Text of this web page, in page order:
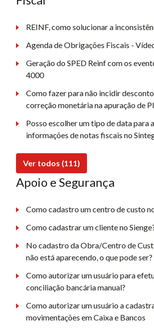
REINF, como solucionar a
Agenda de Obrigações Fiscais -
Geração do SPED Reinf com os
4000
Como fazer para não incidir
correção monetária na apuração de
Posso escolher um tipo de data para
informações de notas fiscais no
Ver todos (111)
Apoio e Segurança
Como cadastro um centro de custo
Como cadastrar um cliente no
No cadastro da Obra/Centro de
não está aparecendo, o que pode ser?
Como autorizar um usuário para
conciliação bancária manual?
Como autorizar um usuário a
movimentações em Caixa e Bancos